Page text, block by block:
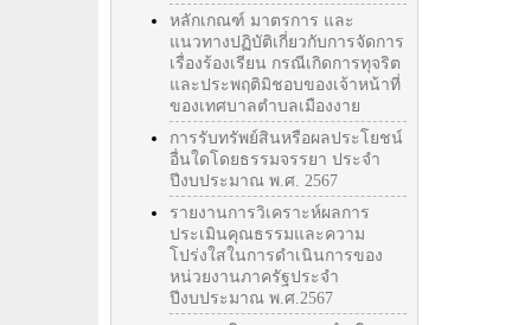
หลักเกณฑ์ มาตรการ และ
แนวทางปฏิบัติเกี่ยวกับการจัดการ
เรื่องร้องเรียน กรณีเกิดการทุจริต
และประพฤติมิชอบของเจ้าหน้าที่
ของเทศบาลตำบลเมืองงาย
การรับทรัพย์สินหรือผลประโยชน์
อื่นใดโดยธรรมจรรยา ประจำ
ปีงบประมาณ พ.ศ. 2567
รายงานการวิเคราะห์ผลการ
ประเมินคุณธรรมและความ
โปร่งใสในการดำเนินการของ
หน่วยงานภาครัฐประจำ
ปีงบประมาณ พ.ศ.2567